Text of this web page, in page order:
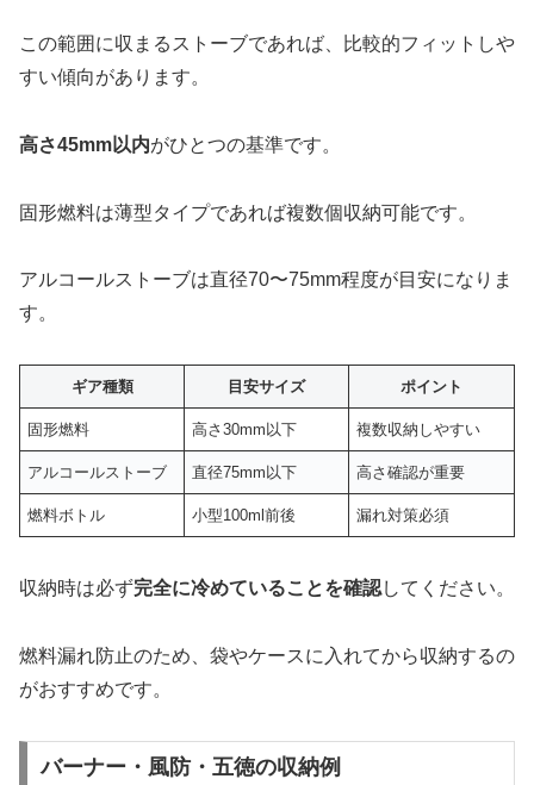
この範囲に収まるストーブであれば、比較的フィットしや
すい傾向があります。
高さ45mm以内がひとつの基準です。
固形燃料は薄型タイプであれば複数個収納可能です。
アルコールストーブは直径70〜75mm程度が目安になりま
す。
ギア種類 目安サイズ ポイント
固形燃料 高さ30mm以下 複数収納しやすい
アルコールストーブ 直径75mm以下 高さ確認が重要
燃料ボトル 小型100ml前後 漏れ対策必須
収納時は必ず完全に冷めていることを確認してください。
燃料漏れ防止のため、袋やケースに入れてから収納するの
がおすすめです。
バーナー・風防・五徳の収納例